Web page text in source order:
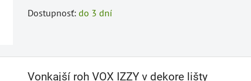
Dostupnosť: do 3 dní
Vonkajší roh VOX IZZY v dekore lišty